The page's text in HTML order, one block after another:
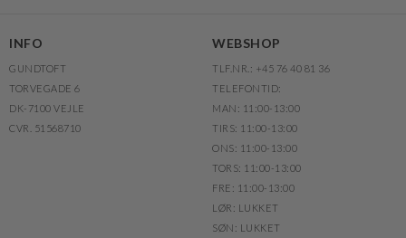
INFO
GUNDTOFT
TORVEGADE 6
DK-7100 VEJLE
CVR. 51568710
WEBSHOP
TLF.NR.: +45 76 40 81 36
TELEFONTID:
MAN: 11:00-13:00
TIRS: 11:00-13:00
ONS: 11:00-13:00
TORS: 11:00-13:00
FRE: 11:00-13:00
LØR: LUKKET
SØN: LUKKET